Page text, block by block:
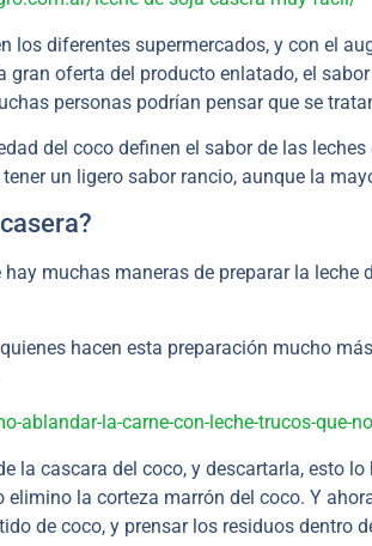
los diferentes supermercados, y con el
gran oferta del producto enlatado, el
personas podrían pensar que se
del coco definen el sabor de las
un ligero sabor rancio, aunque la
muchas maneras de preparar la leche
hacen esta preparación mucho
ablandar-la-carne-con-leche-trucos-que-
la cascara del coco, y descartarla, esto
la corteza marrón del coco. Y
de coco, y prensar los residuos dentro